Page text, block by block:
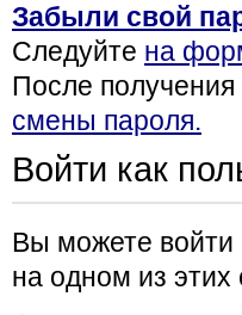
Забыли свой
Следуйте на
После
смены пароля.
Войти как
Вы можете войти
на одном из этих